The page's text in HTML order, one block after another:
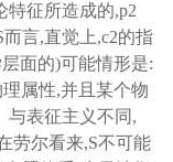
特征所造成的,p2
言,直觉上,c2的指
面的)可能情形是:
属性,并且某个物
与表征主义不同,
劳尔看来,S不可能